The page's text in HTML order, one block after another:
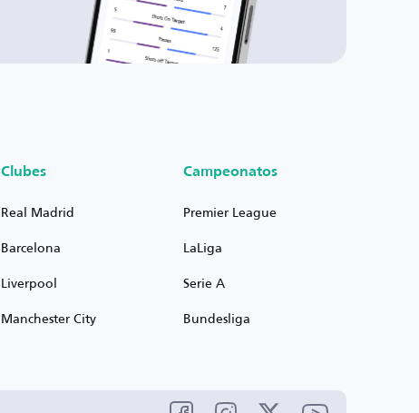
Clubes
Real Madrid
Barcelona
Liverpool
Manchester City
Campeonatos
Premier League
LaLiga
Serie A
Bundesliga